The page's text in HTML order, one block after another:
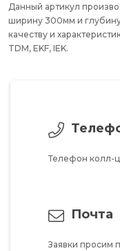
Данный артикул
ширину 300мм и
качеству и
TDM, EKF, IEK.
Телефон колл-
Почта
Заявки просим